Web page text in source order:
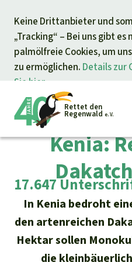
Keine Drittanbieter und
„Tracking“ – Bei uns gibt es
palmölfreie Cookies, um
zu ermöglichen. Details zur
Sie hier.
springen
Rettet den
Regenwald e. V.
Petitionen
Projekte
Info
Ihre Spende
Allgemeine
Kenia:
17.647
In Kenia bedroht
den artenreichen
Hektar sollen
die